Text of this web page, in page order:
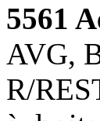
5561
AVG,
R/